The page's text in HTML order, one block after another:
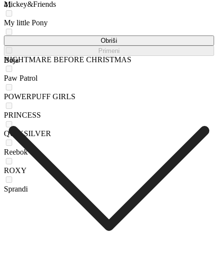
41
Mickey&Friends
My little Pony
NIGHTMARE BEFORE CHRISTMAS
Paw Patrol
POWERPUFF GIRLS
PRINCESS
QUIKSILVER
Reebok
ROXY
Sprandi
Obriši
Primeni
Boja